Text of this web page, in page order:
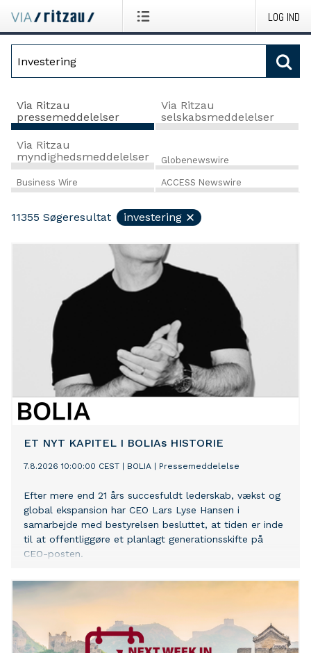
LOG IND
Via Ritzau
pressemeddelelser
Via Ritzau
selskabsmeddelelser
Via Ritzau
myndighedsmeddelelser
Globenewswire
Business Wire ACCESS Newswire
11355 Søgeresultat investering
ET NYT KAPITEL I BOLIAs HISTORIE
7.8.2026 10:00:00 CEST BOLIA Pressemeddelelse
Efter mere end 21 års succesfuldt lederskab, vækst og
global ekspansion har CEO Lars Lyse Hansen i
samarbejde med bestyrelsen besluttet, at tiden er inde
til at offentliggøre et planlagt generationsskifte på
CEO-posten.